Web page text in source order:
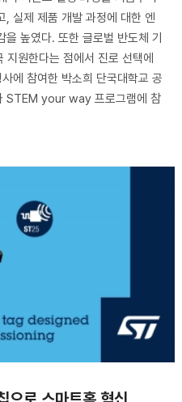
, 실제 제품 개발 과정에 대한 엔
높였다. 또한 글로벌 반도체 기
원한다는 점에서 진로 선택에
에 참여한 박소희 단국대학교 공
STEM your way 프로그램에 참